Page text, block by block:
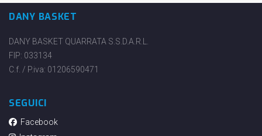
DANY BASKET
DANY BASKET QUARRATA S.S.D.A.R.L.
FIP: 033134
C.f. / P.iva: 01206590471
SEGUICI
Facebook